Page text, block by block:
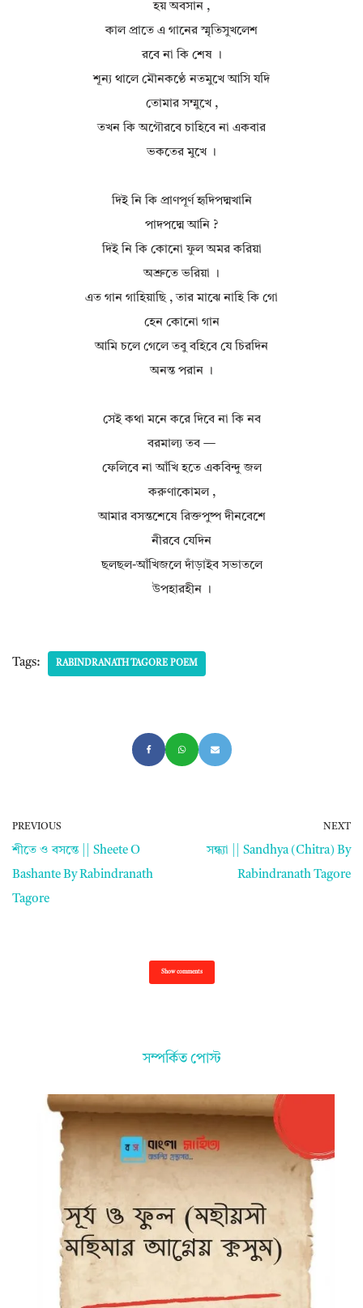
হয় অবসান ,
কাল প্রাতে এ গানের স্মৃতিসুখলেশ
রবে না কি শেষ ।
শূন্য থালে মৌনকণ্ঠে নতমুখে আসি যদি
তোমার সম্মুখে ,
তখন কি অগৌরবে চাহিবে না একবার
ভকতের মুখে ।
দিই নি কি প্রাণপূর্ণ হৃদিপদ্মখানি
পাদপদ্মে আনি ?
দিই নি কি কোনো ফুল অমর করিয়া
অশ্রুতে ভরিয়া ।
এত গান গাহিয়াছি , তার মাঝে নাহি কি গো
হেন কোনো গান
আমি চলে গেলে তবু বহিবে যে চিরদিন
অনন্ত পরান ।
সেই কথা মনে করে দিবে না কি নব
বরমাল্য তব —
ফেলিবে না আঁখি হতে একবিন্দু জল
করুণাকোমল ,
আমার বসন্তশেষে রিক্তপুষ্প দীনবেশে
নীরবে যেদিন
ছলছল-আঁখিজলে দাঁড়াইব সভাতলে
উপহারহীন ।
Tags: RABINDRANATH TAGORE POEM
PREVIOUS
শীতে ও বসন্তে || Sheete O
Bashante By Rabindranath
Tagore
NEXT
সন্ধ্যা || Sandhya (Chitra) By
Rabindranath Tagore
Show comments
সম্পর্কিত পোস্ট